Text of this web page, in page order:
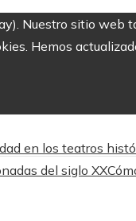
Nuestro sitio web
Hemos
en los teatros
del siglo XX